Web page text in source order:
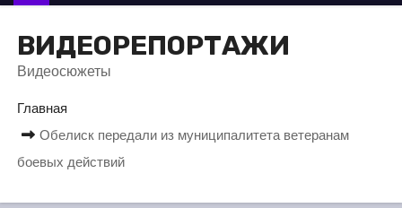
ВИДЕОРЕПОРТАЖИ
Видеосюжеты
Главная
Обелиск передали из муниципалитета ветеранам
боевых действий